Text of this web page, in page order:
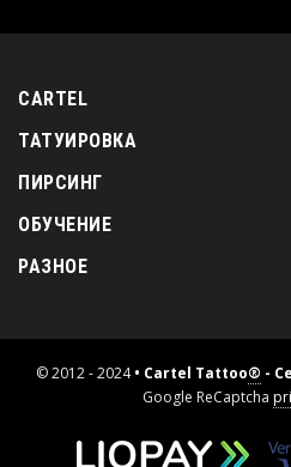
CARTEL
ТАТУИРОВКА
ПИРСИНГ
ОБУЧЕНИЕ
РАЗНОЕ
© 2012 - 2024• Cartel Tattoo® -
Google ReCaptcha